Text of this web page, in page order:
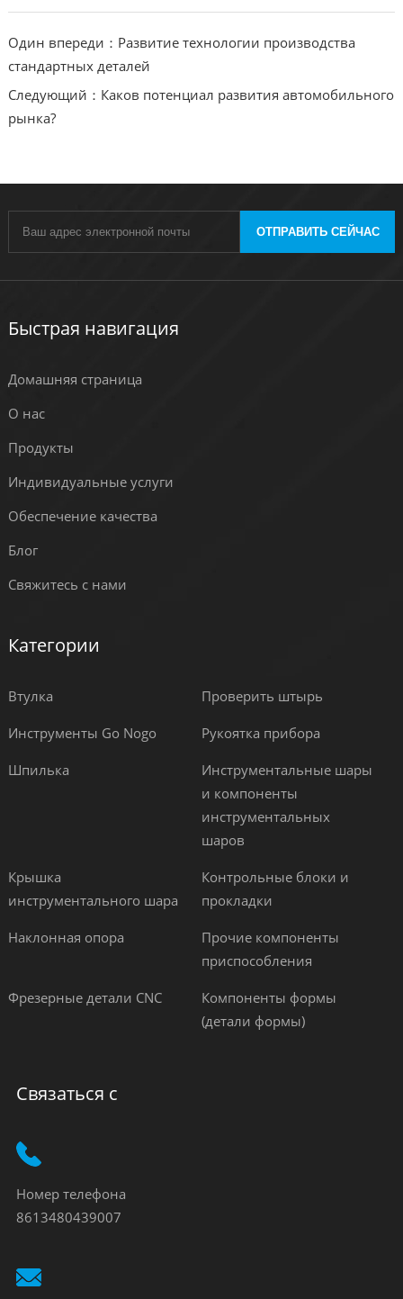
Один впереди：Развитие технологии производства
стандартных деталей
Следующий：Каков потенциал развития автомобильного
рынка?
ОТПРАВИТЬ СЕЙЧАС
Быстрая навигация
Домашняя страница
О нас
Продукты
Индивидуальные услуги
Обеспечение качества
Блог
Свяжитесь с нами
Категории
Втулка Проверить штырь
Инструменты Go Nogo Рукоятка прибора
Шпилька
Инструментальные шары
и компоненты
инструментальных
шаров
Крышка
инструментального шара
Контрольные блоки и
прокладки
Наклонная опора
Прочие компоненты
приспособления
Фрезерные детали CNC
Компоненты формы
(детали формы)
Связаться с
Номер телефона
8613480439007